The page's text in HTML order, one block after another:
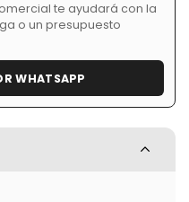
te ayudará con la
o un presupuesto
WHATSAPP